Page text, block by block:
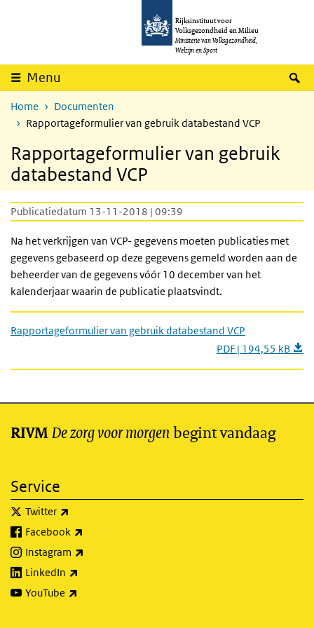
Overslaan en naar de inhoud gaan
Rijksinstituut voor
Volksgezondheid en Milieu
Ministerie van Volksgezondheid,
Welzijn en Sport
Menu
Home
Documenten
Rapportageformulier van gebruik databestand VCP
Rapportageformulier van gebruik
databestand VCP
Publicatiedatum 13-11-2018 | 09:39
Na het verkrijgen van VCP- gegevens moeten publicaties met
gegevens gebaseerd op deze gegevens gemeld worden aan de
beheerder van de gegevens vóór 10 december van het
kalenderjaar waarin de publicatie plaatsvindt.
Rapportageformulier van gebruik databestand VCP
PDF | 194,55 kB
RIVMDe zorg voor morgen begint vandaag
Service
Twitter
Facebook
Instagram
LinkedIn
YouTube